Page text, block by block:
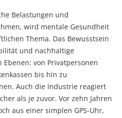
Belastungen und
wird mentale Gesundheit
Thema. Das Bewusstsein
und nachhaltige
von Privatpersonen
bis hin zu
Auch die Industrie reagiert
als je zuvor. Vor zehn Jahren
aus einer simplen GPS-Uhr,